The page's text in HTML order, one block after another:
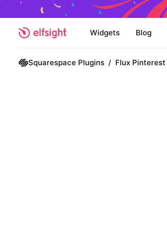
Widgets Blog
Squarespace Plugins / Flux Pinterest